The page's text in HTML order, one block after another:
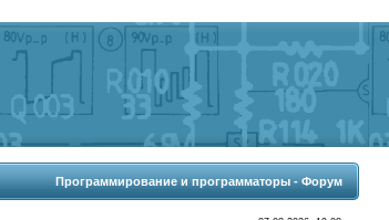
Программирование и программаторы - Форум